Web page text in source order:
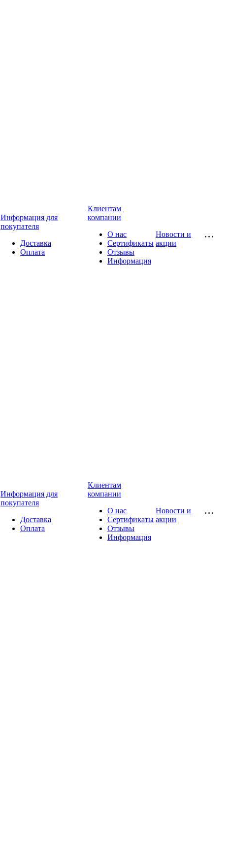
Информация для
покупателя
Доставка
Оплата
Клиентам
компании
О нас
Сертификаты
Отзывы
Информация
Новости и
акции
Информация для
покупателя
Доставка
Оплата
Клиентам
компании
О нас
Сертификаты
Отзывы
Информация
Новости и
акции